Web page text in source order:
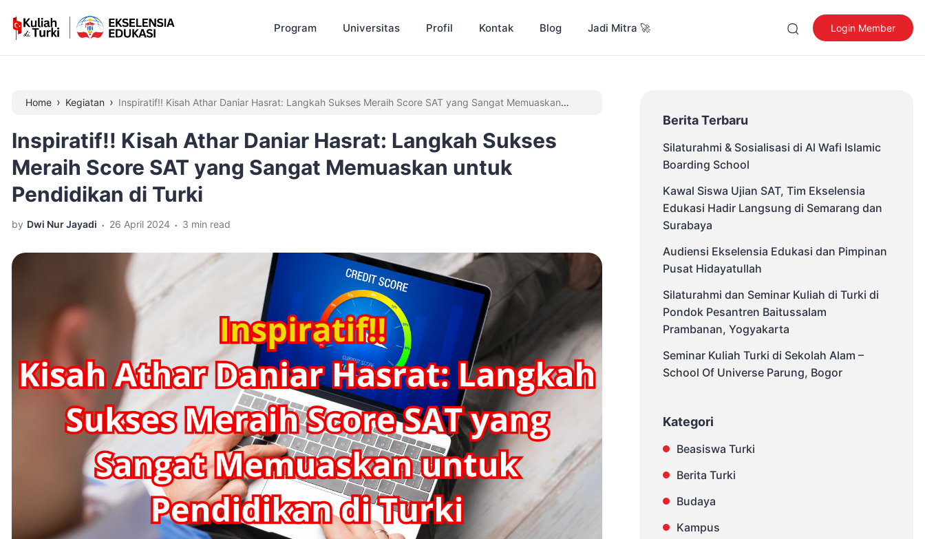
Login Member
Program Universitas Profil Kontak Blog Jadi Mitra 🚀
Home › Kegiatan › Inspiratif!! Kisah Athar Daniar Hasrat: Langkah Sukses Meraih Score SAT yang Sangat Memuaskan
Inspiratif!! Kisah Athar Daniar Hasrat: Langkah Sukses
Meraih Score SAT yang Sangat Memuaskan untuk
Pendidikan di Turki
by Dwi Nur Jayadi . 26 April 2024 . 3 min read
Berita Terbaru
Silaturahmi & Sosialisasi di Al Wafi Islamic
Boarding School
Kawal Siswa Ujian SAT, Tim Ekselensia
Edukasi Hadir Langsung di Semarang dan
Surabaya
Audiensi Ekselensia Edukasi dan Pimpinan
Pusat Hidayatullah
Silaturahmi dan Seminar Kuliah di Turki di
Pondok Pesantren Baitussalam
Prambanan, Yogyakarta
Seminar Kuliah Turki di Sekolah Alam –
School Of Universe Parung, Bogor
Kategori
Beasiswa Turki
Berita Turki
Budaya
Kampus